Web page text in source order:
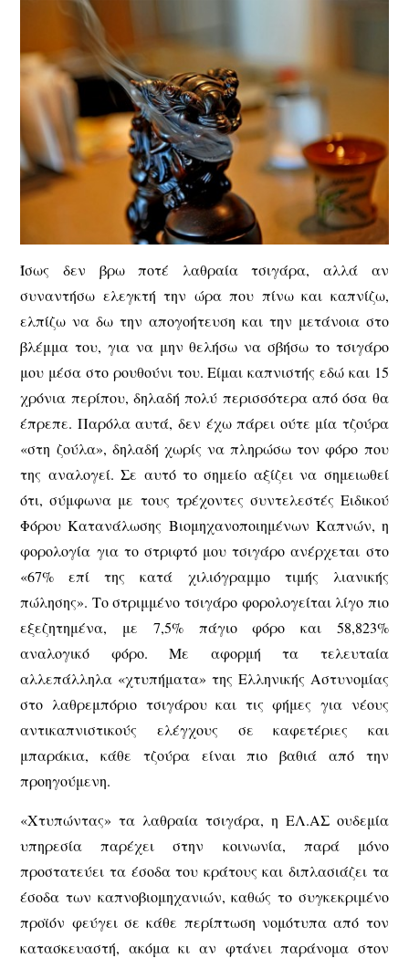
Ίσως δεν βρω ποτέ λαθραία τσιγάρα, αλλά αν
συναντήσω ελεγκτή την ώρα που πίνω και καπνίζω,
ελπίζω να δω την απογοήτευση και την μετάνοια στο
βλέμμα του, για να μην θελήσω να σβήσω το τσιγάρο
μου μέσα στο ρουθούνι του. Είμαι καπνιστής εδώ και 15
χρόνια περίπου, δηλαδή πολύ περισσότερα από όσα θα
έπρεπε. Παρόλα αυτά, δεν έχω πάρει ούτε μία τζούρα
«στη ζούλα», δηλαδή χωρίς να πληρώσω τον φόρο που
της αναλογεί. Σε αυτό το σημείο αξίζει να σημειωθεί
ότι, σύμφωνα με τους τρέχοντες συντελεστές Ειδικού
Φόρου Κατανάλωσης Βιομηχανοποιημένων Καπνών, η
φορολογία για το στριφτό μου τσιγάρο ανέρχεται στο
«67% επί της κατά χιλιόγραμμο τιμής λιανικής
πώλησης». Το στριμμένο τσιγάρο φορολογείται λίγο πιο
εξεζητημένα, με 7,5% πάγιο φόρο και 58,823%
αναλογικό φόρο. Με αφορμή τα τελευταία
αλλεπάλληλα «χτυπήματα» της Ελληνικής Αστυνομίας
στο λαθρεμπόριο τσιγάρου και τις φήμες για νέους
αντικαπνιστικούς ελέγχους σε καφετέριες και
μπαράκια, κάθε τζούρα είναι πιο βαθιά από την
προηγούμενη.
«Χτυπώντας» τα λαθραία τσιγάρα, η ΕΛ.ΑΣ ουδεμία
υπηρεσία παρέχει στην κοινωνία, παρά μόνο
προστατεύει τα έσοδα του κράτους και διπλασιάζει τα
έσοδα των καπνοβιομηχανιών, καθώς το συγκεκριμένο
προϊόν φεύγει σε κάθε περίπτωση νομότυπα από τον
κατασκευαστή, ακόμα κι αν φτάνει παράνομα στον